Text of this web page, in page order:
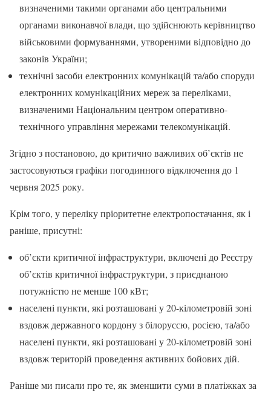
визначеними такими органами або центральними
органами виконавчої влади, що здійснюють керівництво
військовими формуваннями, утвореними відповідно до
законів України;
технічні засоби електронних комунікацій та/або споруди
електронних комунікаційних мереж за переліками,
визначеними Національним центром оперативно-
технічного управління мережами телекомунікацій.
Згідно з постановою, до критично важливих об’єктів не
застосовуються графіки погодинного відключення до 1
червня 2025 року.
Крім того, у переліку пріоритетне електропостачання, як і
раніше, присутні:
об’єкти критичної інфраструктури, включені до Реєстру
об’єктів критичної інфраструктури, з приєднаною
потужністю не менше 100 кВт;
населені пункти, які розташовані у 20-кілометровій зоні
вздовж державного кордону з білоруссю, росією, та/або
населені пункти, які розташовані у 20-кілометровій зоні
вздовж територій проведення активних бойових дій.
Раніше ми писали про те, як зменшити суми в платіжках за